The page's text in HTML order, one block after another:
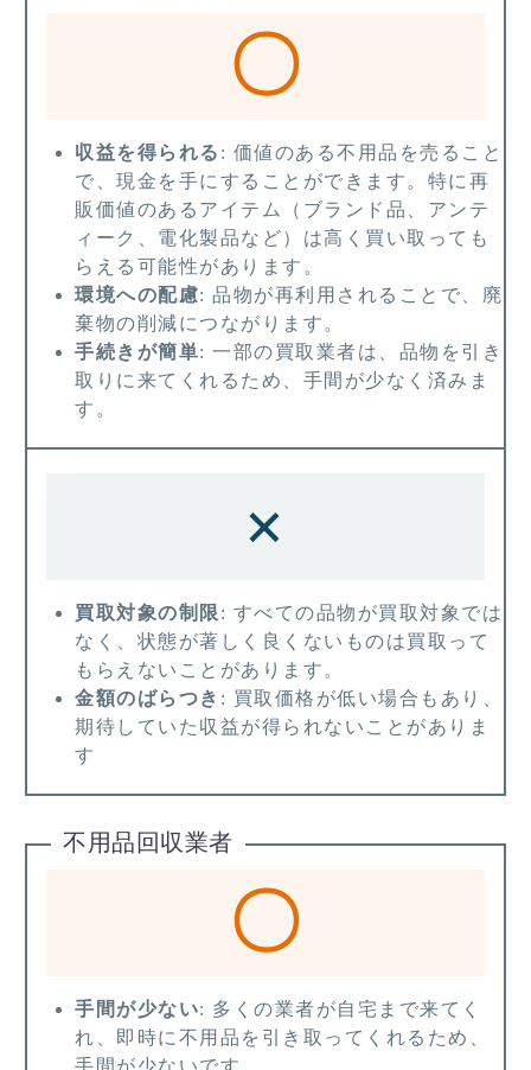
〇
収益を得られる : 価値のある不用品を売ること
で、現金を手にすることができます。特に再
販価値のあるアイテム（ブランド品、アンテ
ィーク、電化製品など）は高く買い取っても
らえる可能性があります。
環境への配慮: 品物が再利用されることで、廃
棄物の削減につながります。
手続きが簡単: 一部の買取業者は、品物を引き
取りに来てくれるため、手間が少なく済みま
す。
×
買取対象の制限 : すべての品物が買取対象では
なく、状態が著しく良くないものは買取って
もらえないことがあります。
金額のばらつき : 買取価格が低い場合もあり、
期待していた収益が得られないことがありま
す
不用品回収業者
〇
手間が少ない: 多くの業者が自宅まで来てく
れ、即時に不用品を引き取ってくれるため、